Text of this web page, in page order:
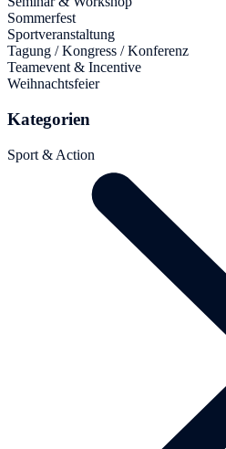
Sommerfest
Sportveranstaltung
Tagung / Kongress / Konferenz
Teamevent & Incentive
Weihnachtsfeier
Kategorien
Sport & Action